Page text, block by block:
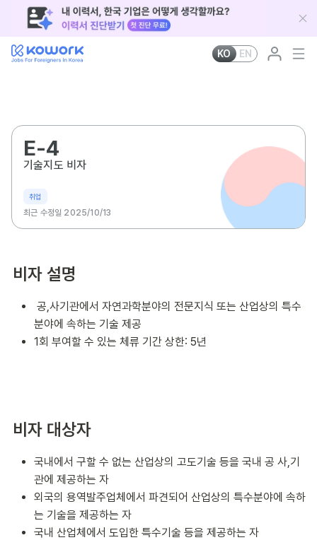
KO EN
E-4
기술지도 비자
취업
최근 수정일 2025/10/13
비자 설명
공,사기관에서 자연과학분야의 전문지식 또는 산업상의 특수
분야에 속하는 기술 제공
1회 부여할 수 있는 체류 기간 상한: 5년
비자 대상자
국내에서 구할 수 없는 산업상의 고도기술 등을 국내 공 사,기
관에 제공하는 자
외국의 용역발주업체에서 파견되어 산업상의 특수분야에 속하
는 기술을 제공하는 자
국내 산업체에서 도입한 특수기술 등을 제공하는 자